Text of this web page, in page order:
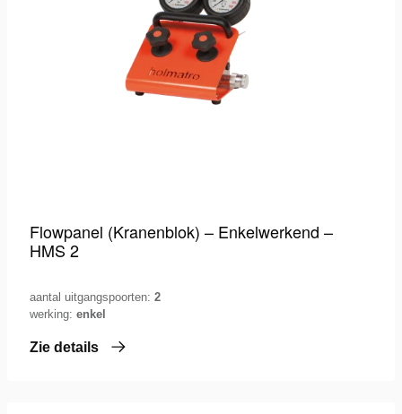
Flowpanel (Kranenblok) – Enkelwerkend –
HMS 2
aantal uitgangspoorten: 2
werking: enkel
Zie details